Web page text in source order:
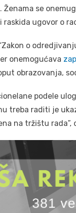
Ženama se
raskida ugovor o
o
onemogućava
obrazovanja,
podele
treba raditi je
na tržištu